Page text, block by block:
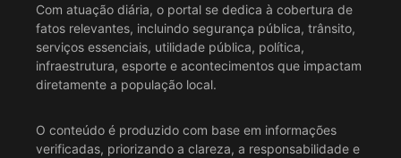
Com atuação diária, o portal se dedica à cobertura de
fatos relevantes, incluindo segurança pública, trânsito,
serviços essenciais, utilidade pública, política,
infraestrutura, esporte e acontecimentos que impactam
diretamente a população local.
O conteúdo é produzido com base em informações
verificadas, priorizando a clareza, a responsabilidade e